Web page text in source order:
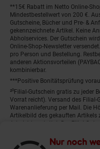
Nur noch
**15€ Rabatt im Netto Online-
Mindestbestellwert von 200 €.
Gutscheine, Bücher und Pre- &
gekennzeichnete Artikel. Keine
Abholservices. Der Gutschein
Online-Shop-Newsletter
pro Person und Bestellung.
anderen Aktionsvorteilen
kombinierbar.
***Positive Bonitätsprüfung
²⁰Filial-Gutschein gratis zu jeder
Vorrat reicht). Versand des
Warenanlieferung per Mail. Die
Artikelbild des gekauften
Art nicht gestattet. Der Filial-
einlösbar. Nicht mit anderen
Shop-Aktionen) kombinierbar.
Gutscheins ist darauf vermerkt.